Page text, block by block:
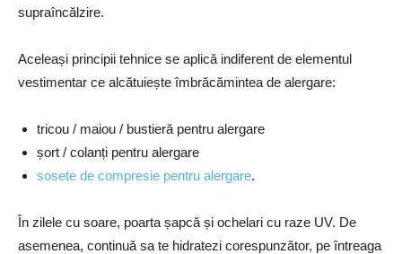
supraîncălzire.
Aceleași principii tehnice se aplică indiferent de elementul
vestimentar ce alcătuiește îmbrăcămintea de alergare:
tricou / maiou / bustieră pentru alergare
șort / colanți pentru alergare
sosete de compresie pentru alergare.
În zilele cu soare, poarta șapcă și ochelari cu raze UV. De
asemenea, continuă sa te hidratezi corespunzător, pe întreaga